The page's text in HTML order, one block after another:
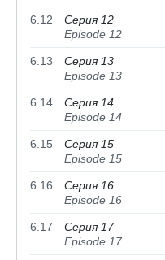
6.12
Серия 12
Episode 12
6.13
Серия 13
Episode 13
6.14
Серия 14
Episode 14
6.15
Серия 15
Episode 15
6.16
Серия 16
Episode 16
6.17
Серия 17
Episode 17